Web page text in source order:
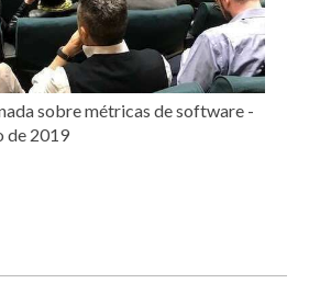
sobre métricas de software -
de 2019